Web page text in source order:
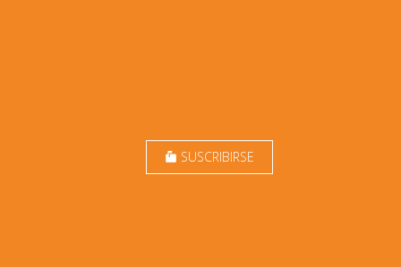
markunread_mailbox SUSCRIBIRSE